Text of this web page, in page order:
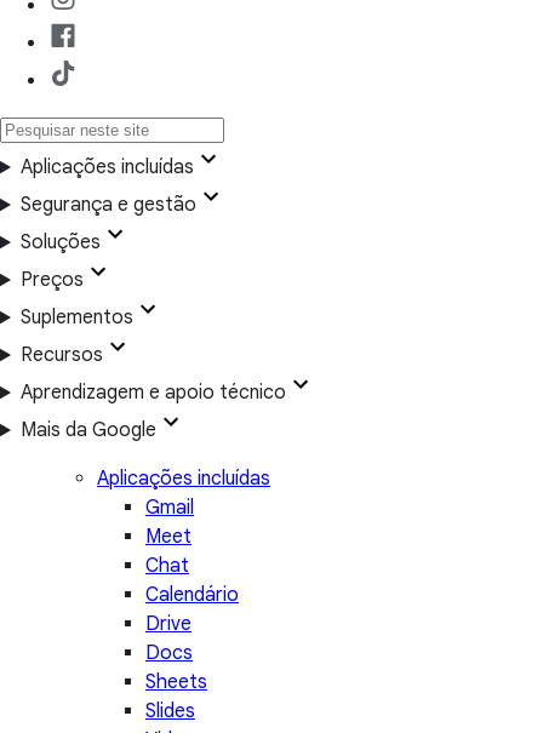
Aplicações incluídas
Segurança e gestão
Soluções
Preços
Suplementos
Recursos
Aprendizagem e apoio técnico
Mais da Google
Aplicações incluídas
Gmail
Meet
Chat
Calendário
Drive
Docs
Sheets
Slides